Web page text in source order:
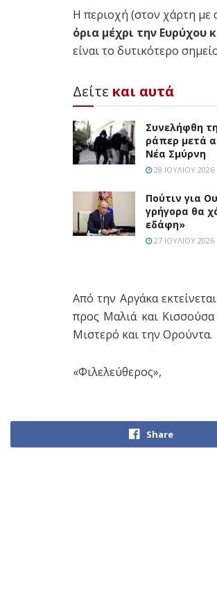
Η περιοχή (στον χάρτη με
όρια μέχρι την Ευρύχου
είναι το δυτικότερο
Δείτε και αυτά
Συνελήφθη
ράπερ μετά
Νέα Σμύρνη
28 ΙΟΥΛΊΟΥ 2026
Πούτιν για
γρήγορα θα
εδάφη»
27 ΙΟΥΛΊΟΥ 2026
Από την Αργάκα
προς Μαλιά και
Μιστερό και την Ορούντα.
«Φιλελεύθερος»,
Share